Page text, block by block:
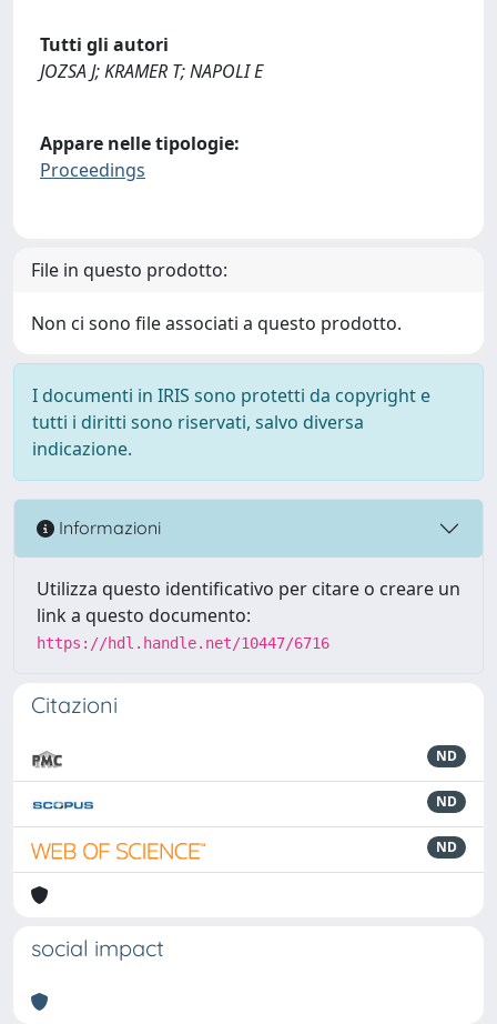
Tutti gli autori
JOZSA J; KRAMER T; NAPOLI E
Appare nelle tipologie:
Proceedings
File in questo prodotto:
Non ci sono file associati a questo prodotto.
I documenti in IRIS sono protetti da copyright e
tutti i diritti sono riservati, salvo diversa
indicazione.
Informazioni
Utilizza questo identificativo per citare o creare un
link a questo documento:
https://hdl.handle.net/10447/6716
Citazioni
ND
ND
ND
social impact